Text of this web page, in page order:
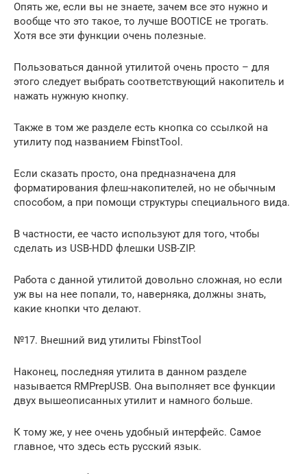
Опять же, если вы не знаете, зачем все это нужно и
вообще что это такое, то лучше BOOTICE не трогать.
Хотя все эти функции очень полезные.
Пользоваться данной утилитой очень просто – для
этого следует выбрать соответствующий накопитель и
нажать нужную кнопку.
Также в том же разделе есть кнопка со ссылкой на
утилиту под названием FbinstTool.
Если сказать просто, она предназначена для
форматирования флеш-накопителей, но не обычным
способом, а при помощи структуры специального вида.
В частности, ее часто используют для того, чтобы
сделать из USB-HDD флешки USB-ZIP.
Работа с данной утилитой довольно сложная, но если
уж вы на нее попали, то, наверняка, должны знать,
какие кнопки что делают.
№17. Внешний вид утилиты FbinstTool
Наконец, последняя утилита в данном разделе
называется RMPrepUSB. Она выполняет все функции
двух вышеописанных утилит и намного больше.
К тому же, у нее очень удобный интерфейс. Самое
главное, что здесь есть русский язык.